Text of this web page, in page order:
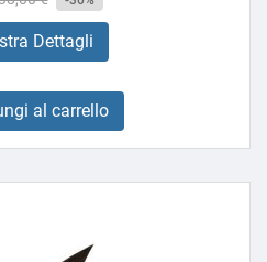
Dettagli
al carrello